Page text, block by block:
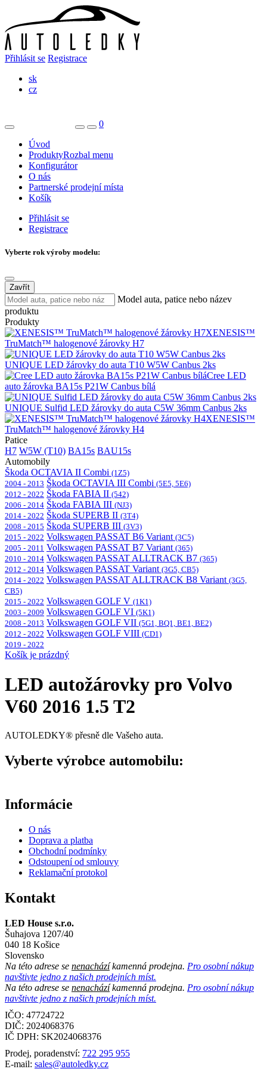
Přihlásit se Registrace
sk
cz
0
Úvod
ProduktyRozbal menu
Konfigurátor
O nás
Partnerské prodejní místa
Košík
Přihlásit se
Registrace
Vyberte rok výroby modelu:
Zavřít
Model auta, patice nebo název
produktu
Produkty
XENESIS™
TruMatch™ halogenové žárovky H7
UNIQUE LED žárovky do auta T10 W5W Canbus 2ks
Cree LED
auto žárovka BA15s P21W Canbus bílá
UNIQUE Sulfid LED žárovky do auta C5W 36mm Canbus 2ks
XENESIS™
TruMatch™ halogenové žárovky H4
Patice
H7 W5W (T10) BA15s BAU15s
Automobily
Škoda OCTAVIA II Combi (1Z5)
2004 - 2013 Škoda OCTAVIA III Combi (5E5, 5E6)
2012 - 2022 Škoda FABIA II (542)
2006 - 2014 Škoda FABIA III (NJ3)
2014 - 2022 Škoda SUPERB II (3T4)
2008 - 2015 Škoda SUPERB III (3V3)
2015 - 2022 Volkswagen PASSAT B6 Variant (3C5)
2005 - 2011 Volkswagen PASSAT B7 Variant (365)
2010 - 2014 Volkswagen PASSAT ALLTRACK B7 (365)
2012 - 2014 Volkswagen PASSAT Variant (3G5, CB5)
2014 - 2022 Volkswagen PASSAT ALLTRACK B8 Variant (3G5,
CB5)
2015 - 2022 Volkswagen GOLF V (1K1)
2003 - 2009 Volkswagen GOLF VI (5K1)
2008 - 2013 Volkswagen GOLF VII (5G1, BQ1, BE1, BE2)
2012 - 2022 Volkswagen GOLF VIII (CD1)
2019 - 2022
Košík je prázdný
LED autožárovky pro Volvo
V60 2016 1.5 T2
AUTOLEDKY® přesně dle Vašeho auta.
Vyberte výrobce automobilu:
Informácie
O nás
Doprava a platba
Obchodní podmínky
Odstoupení od smlouvy
Reklamační protokol
Kontakt
LED House s.r.o.
Šuhajova 1207/40
040 18 Košice
Slovensko
Na této adrese se nenacházíkamenná prodejna. Pro osobní nákup
navštivte jedno z našich prodejních míst.
Na této adrese se nenacházíkamenná prodejna. Pro osobní nákup
navštivte jedno z našich prodejních míst.
IČO: 47724722
DIČ: 2024068376
IČ DPH: SK2024068376
Prodej, poradenství: 722 295 955
E-mail: sales@autoledky.cz